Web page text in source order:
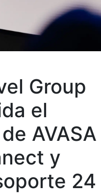
Group
el
AVASA
y
24